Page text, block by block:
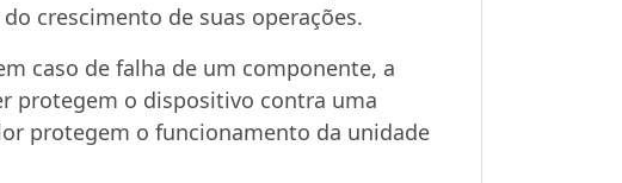
crescimento de suas operações.
caso de falha de um componente, a
protegem o dispositivo contra uma
protegem o funcionamento da unidade